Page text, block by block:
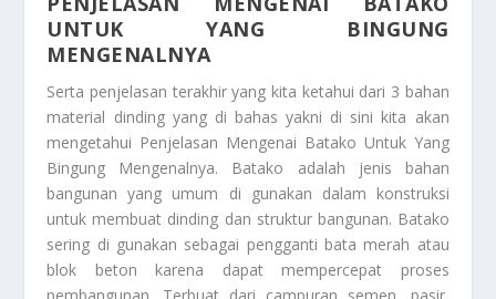
UNTUK YANG BINGUNG
MENGENALNYA
Serta penjelasan terakhir yang kita ketahui dari 3 bahan
material dinding yang di bahas yakni di sini kita akan
mengetahui Penjelasan Mengenai Batako Untuk Yang
Bingung Mengenalnya. Batako adalah jenis bahan
bangunan yang umum di gunakan dalam konstruksi
untuk membuat dinding dan struktur bangunan. Batako
sering di gunakan sebagai pengganti bata merah atau
blok beton karena dapat mempercepat proses
pembangunan. Terbuat dari campuran semen, pasir,